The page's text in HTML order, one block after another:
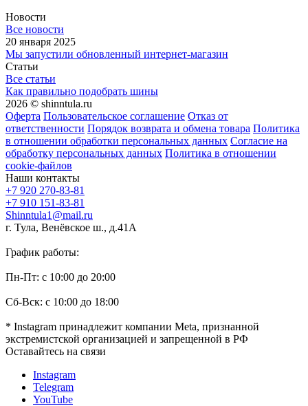
Новости
Все новости
20 января 2025
Мы запустили обновленный интернет-магазин
Статьи
Все статьи
Как правильно подобрать шины
2026 © shinntula.ru
Оферта Пользовательское соглашение Отказ от
ответственности Порядок возврата и обмена товара Политика
в отношении обработки персональных данных Согласие на
обработку персональных данных Политика в отношении
cookie-файлов
Наши контакты
+7 920 270-83-81
+7 910 151-83-81
Shinntula1@mail.ru
г. Тула, Венёвское ш., д.41А
График работы:
Пн-Пт: с 10:00 до 20:00
Сб-Вск: с 10:00 до 18:00
* Instagram принадлежит компании Meta, признанной
экстремистской организацией и запрещенной в РФ
Оставайтесь на связи
Instagram
Telegram
YouTube